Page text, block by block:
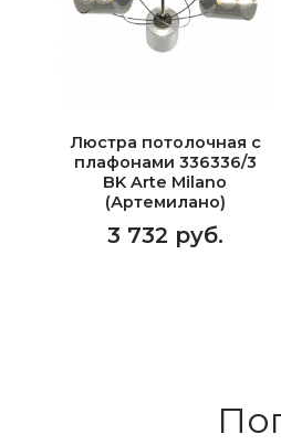
Люстра потолочная с
плафонами 336336/3
BK Arte Milano
(Артемилано)
3 732 руб.